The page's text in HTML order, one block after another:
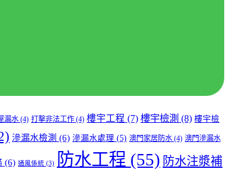
漏水 (4) 打擊非法工作 (4) 樓宇工程 (7) 樓宇檢測 (8) 樓宇檢
滲漏水檢測 (6) 滲漏水處理 (5) 澳門家居防水 (4) 澳門滲漏水
(6) 通風係統 (3) 防水工程 (55) 防水注漿補